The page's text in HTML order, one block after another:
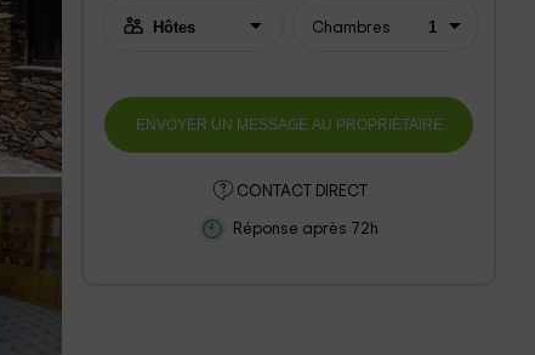
Chambres
CONTACT DIRECT
Réponse après 72h